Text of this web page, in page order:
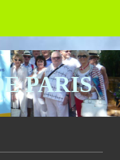
PARIS